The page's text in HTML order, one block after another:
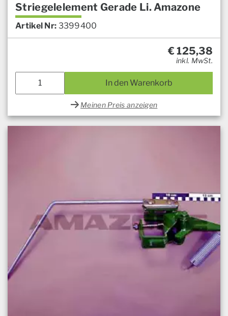
Striegelelement Gerade Li. Amazone
Artikel Nr: 3399400
€125,38
inkl. MwSt.
In den Warenkorb
Meinen Preis anzeigen